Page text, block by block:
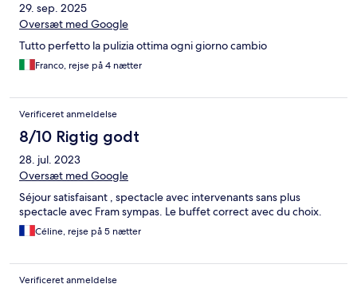
29. sep. 2025
Oversæt med Google
Tutto perfetto la pulizia ottima ogni giorno cambio
Franco, rejse på 4 nætter
Verificeret anmeldelse
8/10 Rigtig godt
28. jul. 2023
Oversæt med Google
Séjour satisfaisant , spectacle avec intervenants sans plus
spectacle avec Fram sympas. Le buffet correct avec du choix.
Céline, rejse på 5 nætter
Verificeret anmeldelse